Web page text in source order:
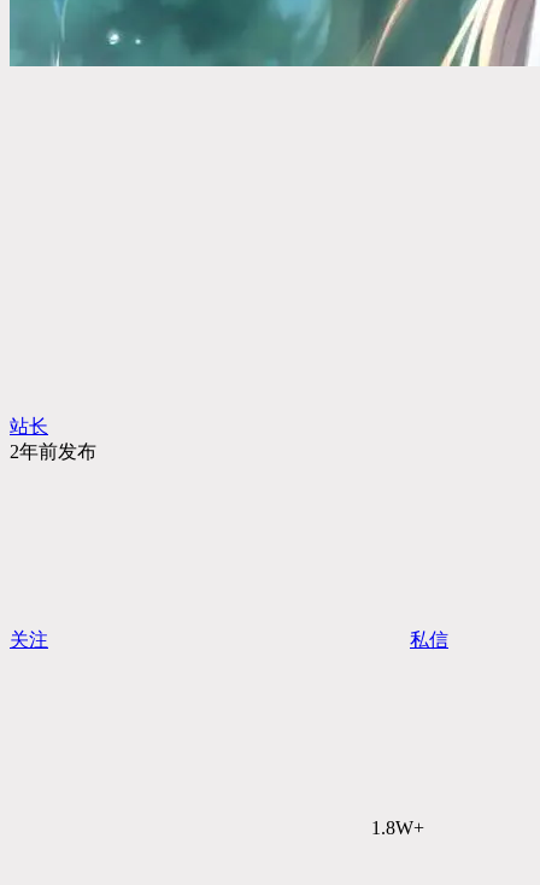
站长
2年前发布
关注 私信
1.8W+